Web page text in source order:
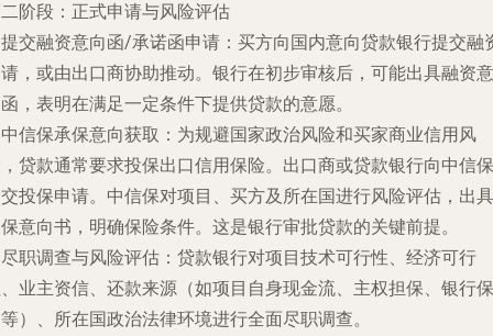
阶段：正式申请与风险评估
提交融资意向函/承诺函申请 ：买方向国内意向贷款银行提交融
，或由出口商协助推动。银行在初步审核后，可能出具融资意
，表明在满足一定条件下提供贷款的意愿。
中信保承保意向获取 ：为规避国家政治风险和买家商业信用风
贷款通常要求投保出口信用保险。出口商或贷款银行向中信保
投保申请。中信保对项目、买方及所在国进行风险评估，出具
意向书，明确保险条件。这是银行审批贷款的关键前提。
尽职调查与风险评估 ：贷款银行对项目技术可行性、经济可行
业主资信、还款来源（如项目自身现金流、主权担保、银行保
）、所在国政治法律环境进行全面尽职调查。